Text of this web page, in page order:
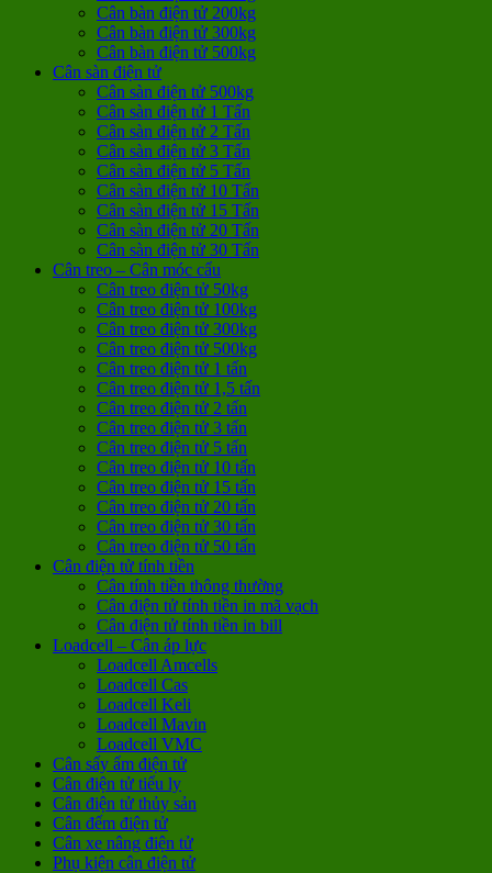
Cân bàn điện tử 200kg
Cân bàn điện tử 300kg
Cân bàn điện tử 500kg
Cân sàn điện tử
Cân sàn điện tử 500kg
Cân sàn điện tử 1 Tấn
Cân sàn điện tử 2 Tấn
Cân sàn điện tử 3 Tấn
Cân sàn điện tử 5 Tấn
Cân sàn điện tử 10 Tấn
Cân sàn điện tử 15 Tấn
Cân sàn điện tử 20 Tấn
Cân sàn điện tử 30 Tấn
Cân treo – Cân móc cẩu
Cân treo điện tử 50kg
Cân treo điện tử 100kg
Cân treo điện tử 300kg
Cân treo điện tử 500kg
Cân treo điện tử 1 tấn
Cân treo điện tử 1,5 tấn
Cân treo điện tử 2 tấn
Cân treo điện tử 3 tấn
Cân treo điện tử 5 tấn
Cân treo điện tử 10 tấn
Cân treo điện tử 15 tấn
Cân treo điện tử 20 tấn
Cân treo điện tử 30 tấn
Cân treo điện tử 50 tấn
Cân điện tử tính tiền
Cân tính tiền thông thường
Cân điện tử tính tiền in mã vạch
Cân điện tử tính tiền in bill
Loadcell – Cân áp lực
Loadcell Amcells
Loadcell Cas
Loadcell Keli
Loadcell Mavin
Loadcell VMC
Cân sấy ẩm điện tử
Cân điện tử tiểu ly
Cân điện tử thủy sản
Cân đếm điện tử
Cân xe nâng điện tử
Phụ kiện cân điện tử